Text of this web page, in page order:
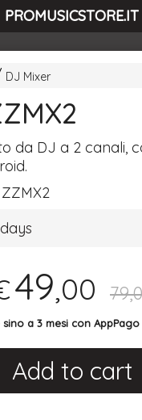
>
PROMUSICSTORE.IT
DJ Mixer
da DJ a 2 canali,
ZZMX2
49,00
a 3 mesi con AppPago
Add to cart